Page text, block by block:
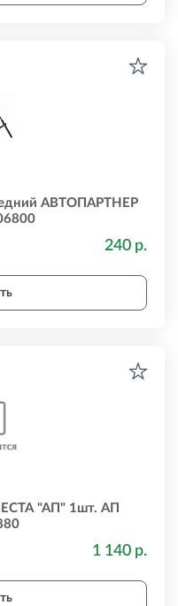
АВТОПАРТНЕР
240 р.
"АП" 1шт. АП
1 140 р.